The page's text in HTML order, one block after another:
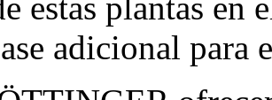
estas plantas en
adicional para